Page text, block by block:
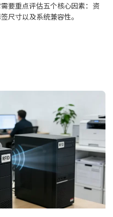
要重点评估五个核心因素：资
尺寸以及系统兼容性。